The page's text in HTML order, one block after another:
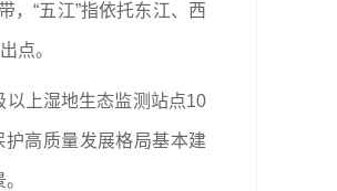
，“五江”指依托东江、西
点。
以上湿地生态监测站点10
高质量发展格局基本建